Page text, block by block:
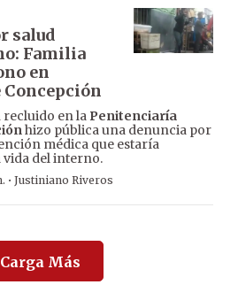
salud
Familia
en
recluido en la Penitenciaría
hizo pública una denuncia por
médica que estaría
del interno.
· Justiniano Riveros
Carga Más